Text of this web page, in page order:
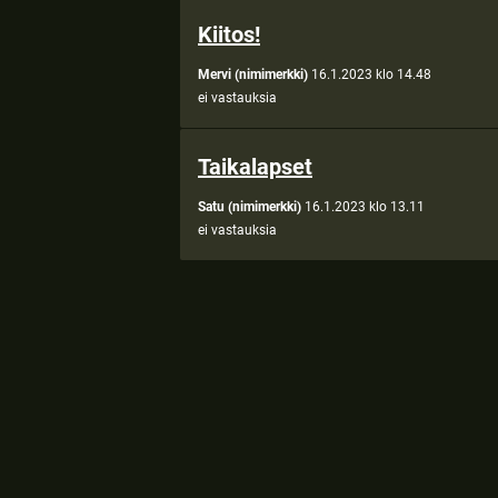
Kiitos!
Mervi (nimimerkki) 16.1.2023 klo 14.48
ei vastauksia
Taikalapset
Satu (nimimerkki) 16.1.2023 klo 13.11
ei vastauksia